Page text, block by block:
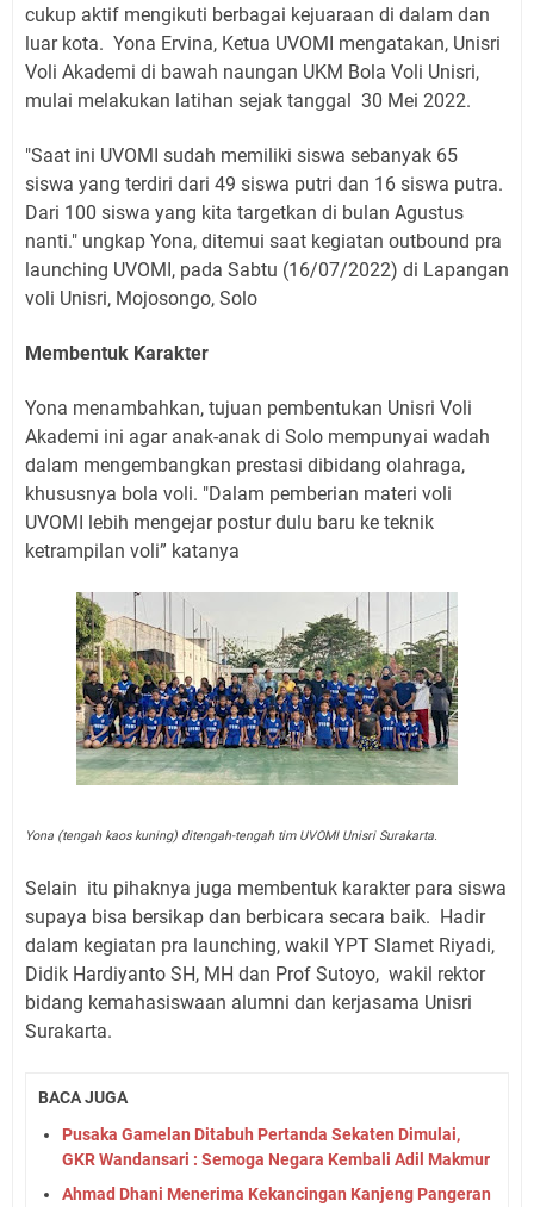
cukup aktif mengikuti berbagai kejuaraan di dalam dan
luar kota. Yona Ervina, Ketua UVOMI mengatakan, Unisri
Voli Akademi di bawah naungan UKM Bola Voli Unisri,
mulai melakukan latihan sejak tanggal
30 Mei 2022.
"Saat ini UVOMI sudah memiliki siswa sebanyak 65
siswa yang terdiri dari 49 siswa putri dan 16 siswa putra.
Dari 100 siswa yang kita targetkan di bulan Agustus
nanti." ungkap Yona, ditemui saat kegiatan outbound pra
launching UVOMI, pada Sabtu (16/07/2022) di Lapangan
voli Unisri, Mojosongo, Solo
Membentuk Karakter
Yona menambahkan, tujuan pembentukan Unisri Voli
Akademi ini agar anak-anak di Solo mempunyai wadah
dalam mengembangkan prestasi dibidang olahraga,
khususnya bola voli. "Dalam pemberian materi voli
UVOMI lebih mengejar postur dulu baru ke teknik
ketrampilan voli” katanya
Yona (tengah kaos kuning) ditengah-tengah tim UVOMI Unisri Surakarta.
Selain itu pihaknya juga membentuk karakter para siswa
supaya bisa bersikap dan berbicara secara baik. Hadir
dalam kegiatan pra launching, wakil YPT Slamet Riyadi,
Didik Hardiyanto SH, MH dan Prof Sutoyo, wakil rektor
bidang kemahasiswaan alumni dan kerjasama Unisri
Surakarta.
BACA JUGA
Pusaka Gamelan Ditabuh Pertanda Sekaten Dimulai,
GKR Wandansari : Semoga Negara Kembali Adil Makmur
Ahmad Dhani Menerima Kekancingan Kanjeng Pangeran